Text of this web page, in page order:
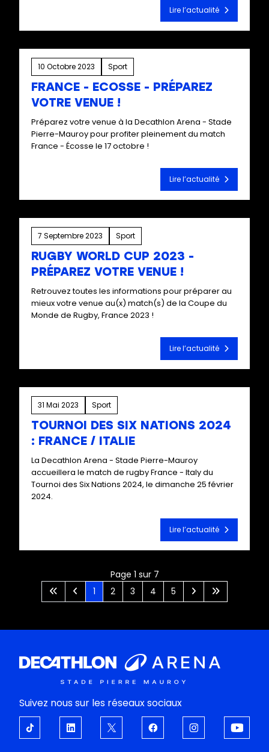
Lire l’actualité
10 Octobre 2023 Sport
FRANCE - ECOSSE - PRÉPAREZ
VOTRE VENUE !
Préparez votre venue à la Decathlon Arena - Stade
Pierre-Mauroy pour profiter pleinement du match
France - Écosse le 17 octobre !
Lire l’actualité
7 Septembre 2023 Sport
RUGBY WORLD CUP 2023 -
PRÉPAREZ VOTRE VENUE !
Retrouvez toutes les informations pour préparer au
mieux votre venue au(x) match(s) de la Coupe du
Monde de Rugby, France 2023 !
Lire l’actualité
31 Mai 2023 Sport
TOURNOI DES SIX NATIONS 2024
: FRANCE / ITALIE
La Decathlon Arena - Stade Pierre-Mauroy
accueillera le match de rugby France - Italy du
Tournoi des Six Nations 2024, le dimanche 25 février
2024.
Lire l’actualité
Page 1 sur 7
1
2 3 4 5
Suivez nous sur les réseaux sociaux